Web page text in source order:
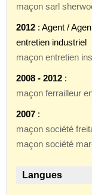
maçon sarl
2012 : Agent /
entretien industriel
maçon entretien
2008 - 2012 :
maçon ferrailleur
2007 :
maçon société
maçon société
Langues